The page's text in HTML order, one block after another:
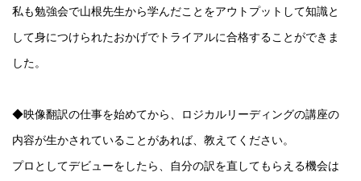
私も勉強会で山根先生から学んだことをアウトプットして知識と
して身につけられたおかげでトライアルに合格することができま
した。
◆映像翻訳の仕事を始めてから、ロジカルリーディングの講座の
内容が生かされていることがあれば、教えてください。
プロとしてデビューをしたら、自分の訳を直してもらえる機会は